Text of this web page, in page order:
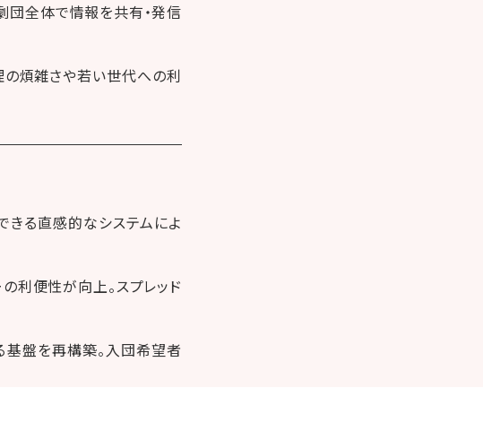
団全体で情報を共有・発信
の煩雑さや若い世代への利
きる直感的なシステムによ
利便性が向上。スプレッド
基盤を再構築。入団希望者